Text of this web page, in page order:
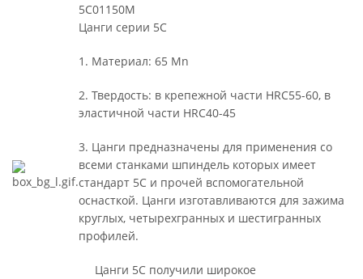
5C01150M
Цанги серии 5С
1. Материал: 65 Mn
2. Твердость: в крепежной части HRC55-60, в
эластичной части HRC40-45
3. Цанги предназначены для применения со
всеми станками шпиндель которых имеет
стандарт 5С и прочей вспомогательной
оснасткой. Цанги изготавливаются для зажима
круглых, четырехгранных и шестигранных
профилей.
Цанги 5С получили широкое